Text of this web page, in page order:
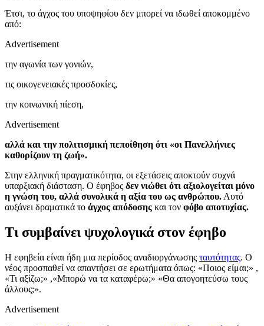
Έτσι, το άγχος του υποψηφίου δεν μπορεί να ιδωθεί αποκομμένο
από:
Advertisement
την αγωνία των γονιών,
τις οικογενειακές προσδοκίες,
την κοινωνική πίεση,
Advertisement
αλλά και την πολιτισμική πεποίθηση ότι «οι Πανελλήνιες
καθορίζουν τη ζωή».
Στην ελληνική πραγματικότητα, οι εξετάσεις αποκτούν συχνά
υπαρξιακή διάσταση. Ο έφηβος δεν νιώθει ότι αξιολογείται μόνο
η γνώση του, αλλά συνολικά η αξία του ως ανθρώπου. Αυτό
αυξάνει δραματικά το άγχος απόδοσης και τον φόβο αποτυχίας.
Τι συμβαίνει ψυχολογικά στον έφηβο
Η εφηβεία είναι ήδη μια περίοδος αναδιοργάνωσης ταυτότητας. Ο
νέος προσπαθεί να απαντήσει σε ερωτήματα όπως: «Ποιος είμαι;» ,
«Τι αξίζω;» ,«Μπορώ να τα καταφέρω;» «Θα απογοητεύσω τους
άλλους;».
Advertisement